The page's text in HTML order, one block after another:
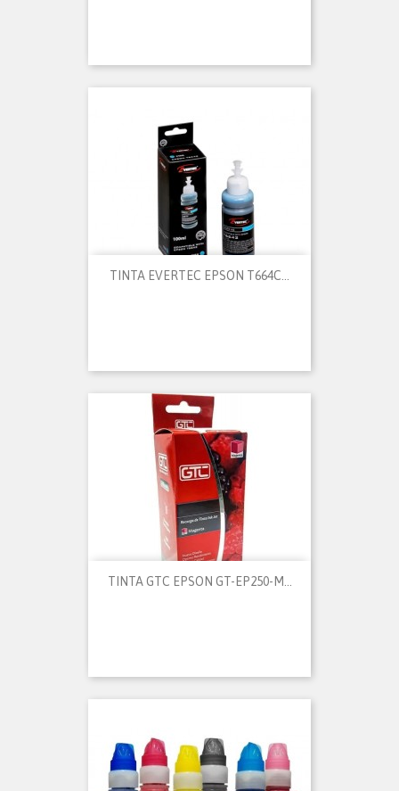
TINTA EVERTEC EPSON T664C...
TINTA GTC EPSON GT-EP250-M...